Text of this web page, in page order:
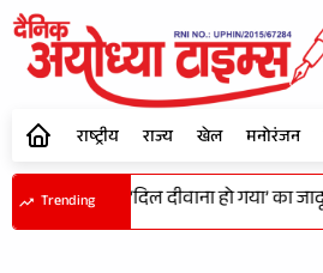
राष्ट्रीय राज्य खेल मनोरंजन
Trending
कायम रहा ‘दिल दीवाना हो गया’ का जादू